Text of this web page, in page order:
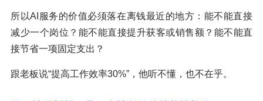
所以AI服务的价值必须落在离钱最近的地方：能不能直接
减少一个岗位？能不能直接提升获客或销售额？能不能直
接节省一项固定支出？
跟老板说“提高工作效率30%”，他听不懂，也不在乎。